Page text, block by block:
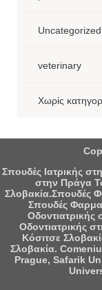
Uncategorized
veterinary
Χωρίς
Σπουδές Ιατρικής
στην Πράγα
Σλοβακία.Σπουδές
Σπουδές
Οδοντιατρικής
Κόσιτσε
Σλοβακία.
Prague, Safarik